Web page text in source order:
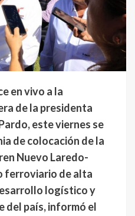
en vivo a la
de la presidenta
este viernes se
de colocación de la
Nuevo Laredo-
ferroviario de alta
logístico y
del país, informó el